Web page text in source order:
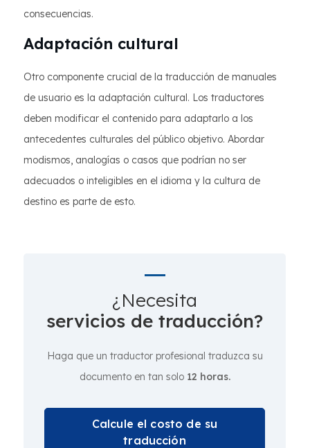
consecuencias.
Adaptación cultural
Otro componente crucial de la traducción de manuales
de usuario es la adaptación cultural. Los traductores
deben modificar el contenido para adaptarlo a los
antecedentes culturales del público objetivo. Abordar
modismos, analogías o casos que podrían no ser
adecuados o inteligibles en el idioma y la cultura de
destino es parte de esto.
¿Necesita
servicios de traducción?
Haga que un traductor profesional traduzca su
documento en tan solo 12 horas.
Calcule el costo de su
traducción